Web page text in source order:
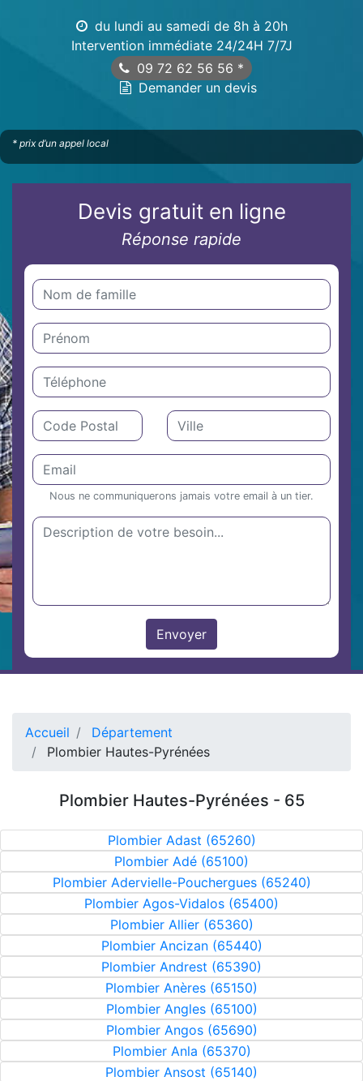
du lundi au samedi de 8h à 20h
Intervention immédiate 24/24H 7/7J
09 72 62 56 56 *
Demander un devis
* prix d’un appel local
Devis gratuit en ligne
Réponse rapide
Nous ne communiquerons jamais votre email à un tier.
Accueil
Département
Plombier Hautes-Pyrénées
Plombier Hautes-Pyrénées - 65
Plombier Adast (65260)
Plombier Adé (65100)
Plombier Adervielle-Pouchergues (65240)
Plombier Agos-Vidalos (65400)
Plombier Allier (65360)
Plombier Ancizan (65440)
Plombier Andrest (65390)
Plombier Anères (65150)
Plombier Angles (65100)
Plombier Angos (65690)
Plombier Anla (65370)
Plombier Ansost (65140)